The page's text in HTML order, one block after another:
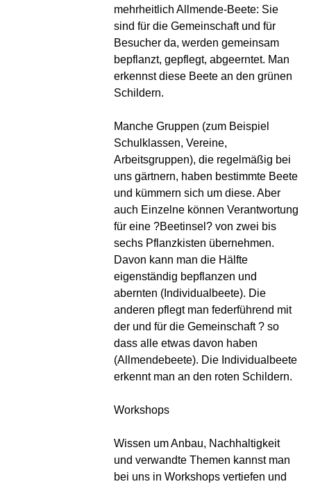
mehrheitlich Allmende-Beete: Sie
sind für die Gemeinschaft und für
Besucher da, werden gemeinsam
bepflanzt, gepflegt, abgeerntet. Man
erkennst diese Beete an den grünen
Schildern.
Manche Gruppen (zum Beispiel
Schulklassen, Vereine,
Arbeitsgruppen), die regelmäßig bei
uns gärtnern, haben bestimmte Beete
und kümmern sich um diese. Aber
auch Einzelne können Verantwortung
für eine ?Beetinsel? von zwei bis
sechs Pflanzkisten übernehmen.
Davon kann man die Hälfte
eigenständig bepflanzen und
abernten (Individualbeete). Die
anderen pflegt man federführend mit
der und für die Gemeinschaft ? so
dass alle etwas davon haben
(Allmendebeete). Die Individualbeete
erkennt man an den roten Schildern.
Workshops
Wissen um Anbau, Nachhaltigkeit
und verwandte Themen kannst man
bei uns in Workshops vertiefen und